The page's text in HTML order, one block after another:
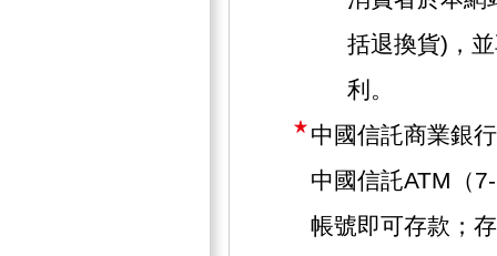
括退換貨)，
利。
中國信託商業銀
中國信託ATM（
帳號即可存款；